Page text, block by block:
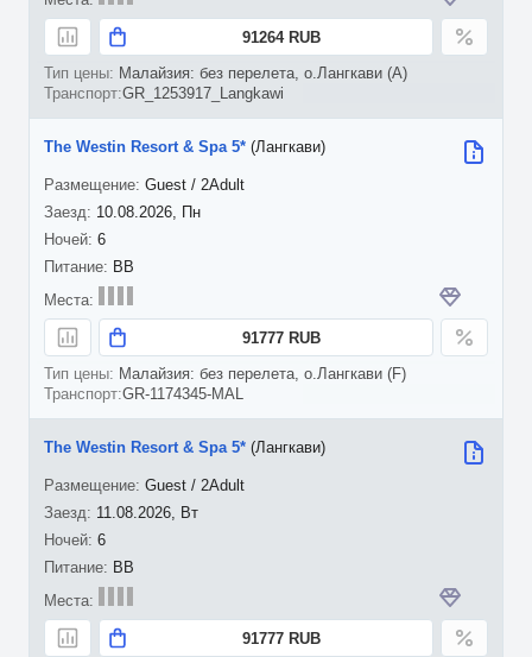
91264 RUB
Малайзия: без перелета, о.Лангкави (A)
GR_1253917_Langkawi
10.08.2026, Пн
6
The Westin Resort & Spa 5* (Лангкави)
Guest / 2Adult
BB
91777 RUB
Малайзия: без перелета, о.Лангкави (F)
GR-1174345-MAL
11.08.2026, Вт
6
The Westin Resort & Spa 5* (Лангкави)
Guest / 2Adult
BB
91777 RUB